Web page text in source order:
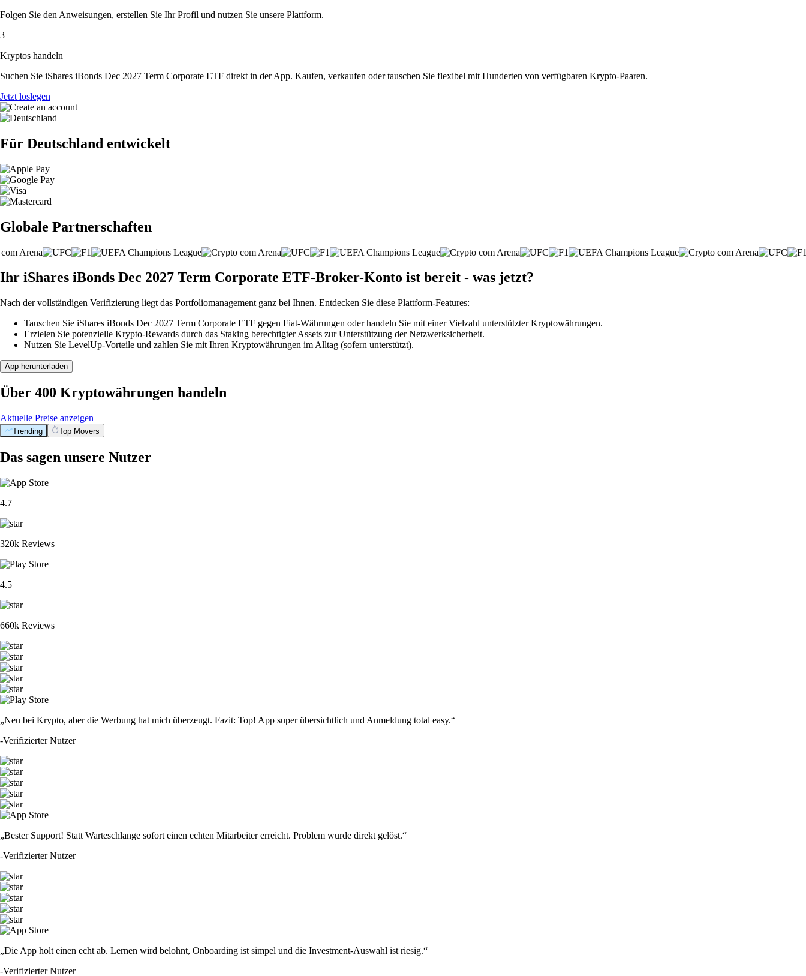
Folgen Sie den Anweisungen, erstellen Sie Ihr Profil und nutzen Sie unsere Plattform.
3
Kryptos handeln
Suchen Sie iShares iBonds Dec 2027 Term Corporate ETF direkt in der App. Kaufen, verkaufen oder tauschen Sie flexibel mit Hunderten von verfügbaren Krypto-Paaren.
Jetzt loslegen
Für Deutschland entwickelt
Globale Partnerschaften
Ihr iShares iBonds Dec 2027 Term Corporate ETF-Broker-Konto ist bereit - was jetzt?
Nach der vollständigen Verifizierung liegt das Portfoliomanagement ganz bei Ihnen. Entdecken Sie diese Plattform-Features:
Tauschen Sie iShares iBonds Dec 2027 Term Corporate ETF gegen Fiat-Währungen oder handeln Sie mit einer Vielzahl unterstützter Kryptowährungen.
Erzielen Sie potenzielle Krypto-Rewards durch das Staking berechtigter Assets zur Unterstützung der Netzwerksicherheit.
Nutzen Sie LevelUp-Vorteile und zahlen Sie mit Ihren Kryptowährungen im Alltag (sofern unterstützt).
App herunterladen
Über 400 Kryptowährungen handeln
Aktuelle Preise anzeigen
Trending Top Movers
Das sagen unsere Nutzer
4.7
320k Reviews
4.5
660k Reviews
„Neu bei Krypto, aber die Werbung hat mich überzeugt. Fazit: Top! App super übersichtlich und Anmeldung total easy.“
-Verifizierter Nutzer
„Bester Support! Statt Warteschlange sofort einen echten Mitarbeiter erreicht. Problem wurde direkt gelöst.“
-Verifizierter Nutzer
„Die App holt einen echt ab. Lernen wird belohnt, Onboarding ist simpel und die Investment-Auswahl ist riesig.“
-Verifizierter Nutzer